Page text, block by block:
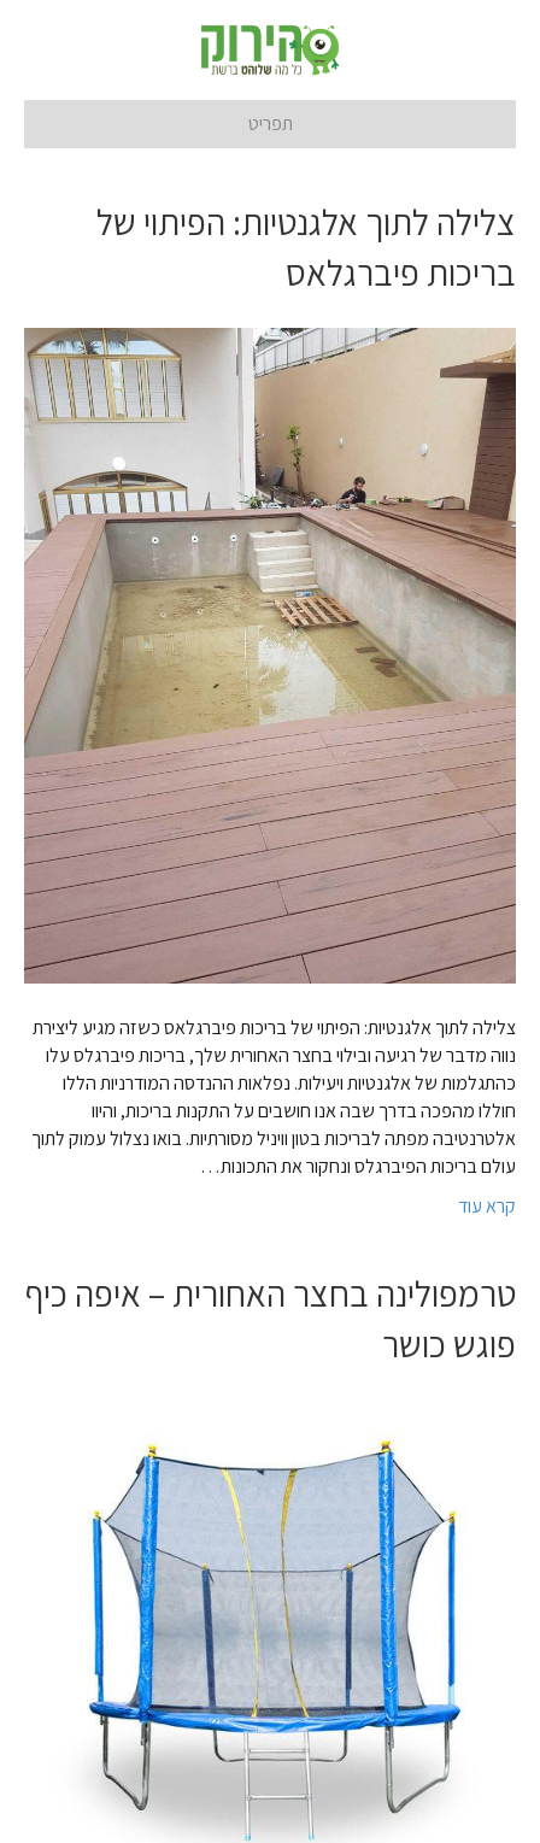
תפריט
צלילה לתוך אלגנטיות: הפיתוי של
בריכות פיברגלאס
צלילה לתוך אלגנטיות: הפיתוי של בריכות פיברגלאס כשזה מגיע ליצירת
נווה מדבר של רגיעה ובילוי בחצר האחורית שלך, בריכות פיברגלס עלו
כהתגלמות של אלגנטיות ויעילות. נפלאות ההנדסה המודרניות הללו
חוללו מהפכה בדרך שבה אנו חושבים על התקנות בריכות, והיוו
אלטרנטיבה מפתה לבריכות בטון וויניל מסורתיות. בואו נצלול עמוק לתוך
עולם בריכות הפיברגלס ונחקור את התכונות…
קרא עוד
טרמפולינה בחצר האחורית – איפה כיף
פוגש כושר